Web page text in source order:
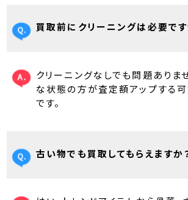
買取前にクリーニングは必要です
クリーニングなしでも問題ありま
な状態の方が査定額アップする
です。
古い物でも買取してもらえますか